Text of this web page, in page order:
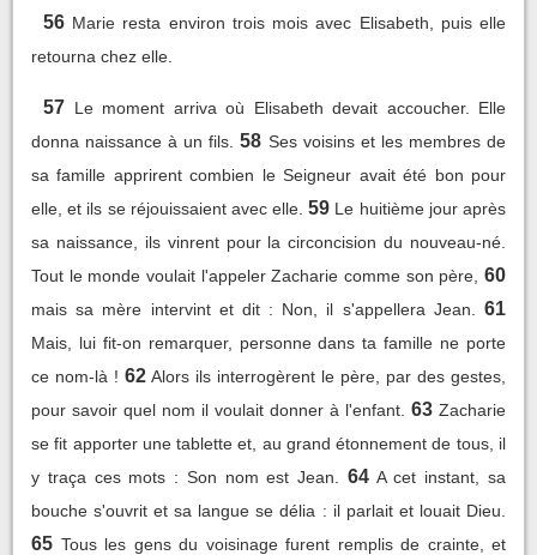
56 Marie resta environ trois mois avec Elisabeth, puis elle
retourna chez elle.
57 Le moment arriva où Elisabeth devait accoucher. Elle
donna naissance à un fils. 58 Ses voisins et les membres de
sa famille apprirent combien le Seigneur avait été bon pour
elle, et ils se réjouissaient avec elle. 59 Le huitième jour après
sa naissance, ils vinrent pour la circoncision du nouveau-né.
Tout le monde voulait l'appeler Zacharie comme son père, 60
mais sa mère intervint et dit : Non, il s'appellera Jean. 61
Mais, lui fit-on remarquer, personne dans ta famille ne porte
ce nom-là ! 62 Alors ils interrogèrent le père, par des gestes,
pour savoir quel nom il voulait donner à l'enfant. 63 Zacharie
se fit apporter une tablette et, au grand étonnement de tous, il
y traça ces mots : Son nom est Jean.
64 A cet instant, sa
bouche s'ouvrit et sa langue se délia : il parlait et louait Dieu.
65 Tous les gens du voisinage furent remplis de crainte, et